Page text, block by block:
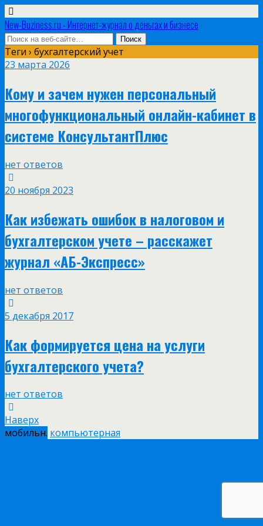
New-Buziness.ru - Интернет-журнал о деньгах и бизнесе
Теги › бухгалтерский учет
23 марта 2026
Кому и зачем нужен персональный
многофункциональный онлайн-кабинет в
системе КонсультантПлюс
нет ответов
20 ноября 2023
Как избежать ошибок в налоговом и
бухгалтерском учете – расскажет
журнал «АБ-Экспресс»
нет ответов
5 декабря 2017
Как формируется цена на услуги
бухгалтерского учета?
нет ответов
Наверх
мобильн. компьютерная